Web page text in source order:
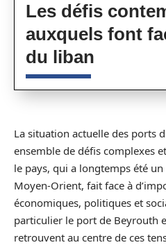
Les défis
auxquels font
du liban
La situation actuelle des ports
ensemble de défis complexes
le pays, qui a longtemps été
Moyen-Orient, fait face à
économiques, politiques et
particulier le port de Beyrouth
retrouvent au centre de ces